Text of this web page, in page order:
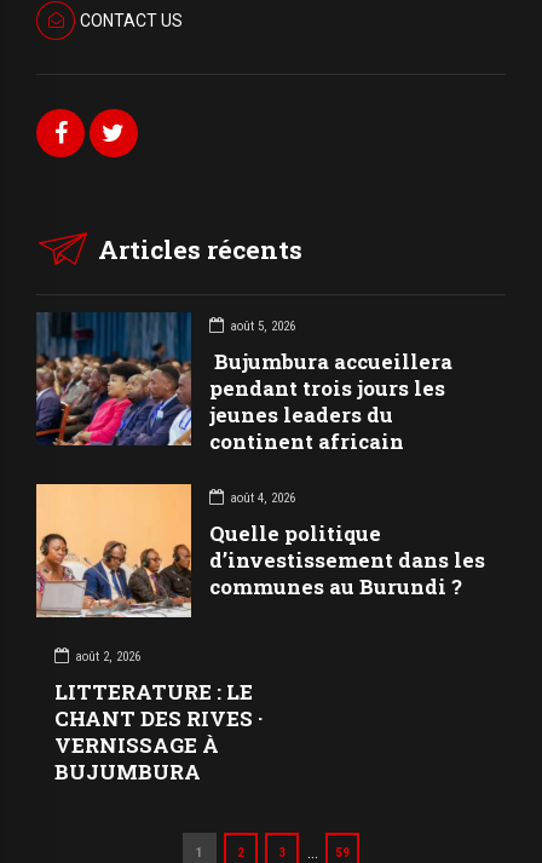
CONTACT US
Articles récents
août 5, 2026
Bujumbura accueillera
pendant trois jours les
jeunes leaders du
continent africain
août 4, 2026
Quelle politique
d’investissement dans les
communes au Burundi ?
août 2, 2026
LITTERATURE : LE
CHANT DES RIVES ·
VERNISSAGE À
BUJUMBURA
1 2 3 59